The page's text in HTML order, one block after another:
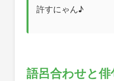
許すにゃん♪
語呂合わせと俳